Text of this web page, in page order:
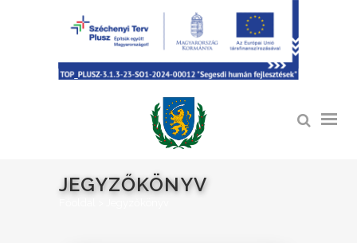
JEGYZŐKÖNYV